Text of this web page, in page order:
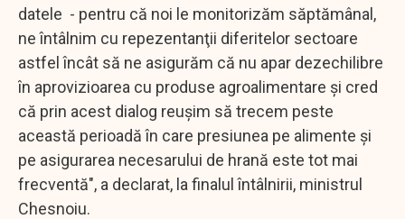
datele - pentru că noi le monitorizăm săptămânal,
ne întâlnim cu repezentanţii diferitelor sectoare
astfel încât să ne asigurăm că nu apar dezechilibre
în aprovizioarea cu produse agroalimentare şi cred
că prin acest dialog reuşim să trecem peste
această perioadă în care presiunea pe alimente şi
pe asigurarea necesarului de hrană este tot mai
frecventă", a declarat, la finalul întâlnirii, ministrul
Chesnoiu.